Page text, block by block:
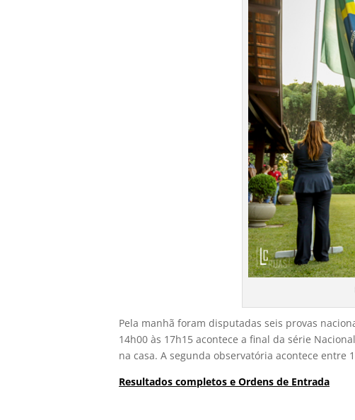
Pela manhã foram disputadas seis provas
14h00 às 17h15 acontece a final da série
na casa. A segunda observatória acontece entre
Resultados completos e Ordens de Entrada